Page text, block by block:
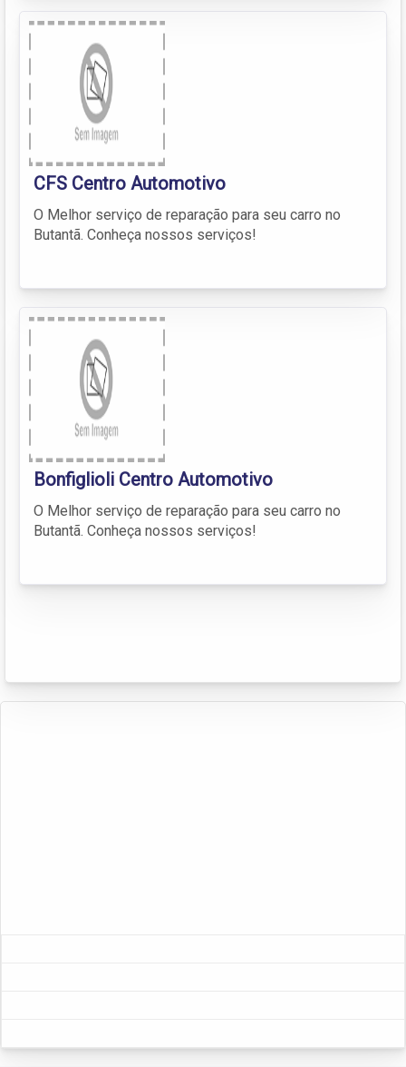
CFS Centro Automotivo
O Melhor serviço de reparação para seu carro no
Butantã. Conheça nossos serviços!
Bonfiglioli Centro Automotivo
O Melhor serviço de reparação para seu carro no
Butantã. Conheça nossos serviços!